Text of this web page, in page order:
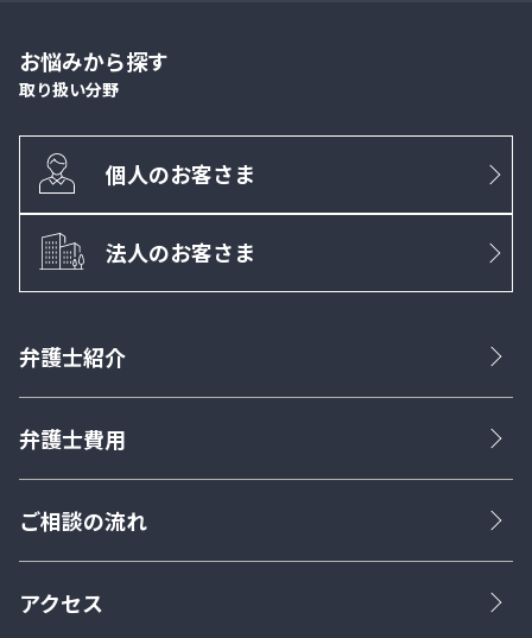
お悩みから探す
取り扱い分野
個人のお客さま
法人のお客さま
弁護士紹介
弁護士費用
ご相談の流れ
アクセス